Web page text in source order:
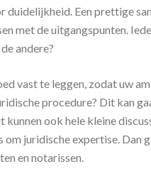
duidelijkheid. Een prettige
met de uitgangspunten.
andere?
vast te leggen, zodat uw
procedure? Dit kan
ook hele kleine
juridische expertise. Dan
en notarissen.